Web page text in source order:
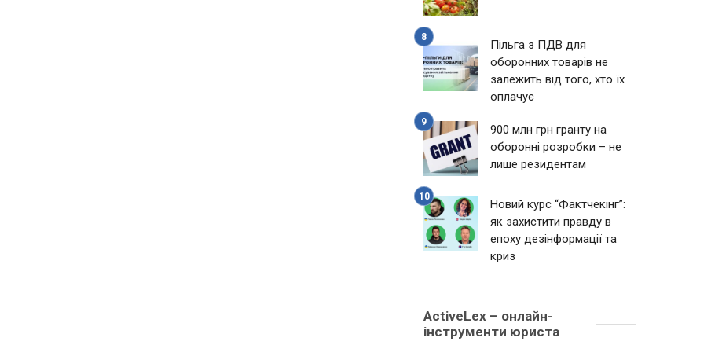
Пільга з ПДВ для
оборонних товарів не
залежить від того, хто їх
оплачує
900 млн грн гранту на
оборонні розробки – не
лише резидентам
Новий курс “Фактчекінг”:
як захистити правду в
епоху дезінформації та
криз
ActiveLex – онлайн-
інструменти юриста